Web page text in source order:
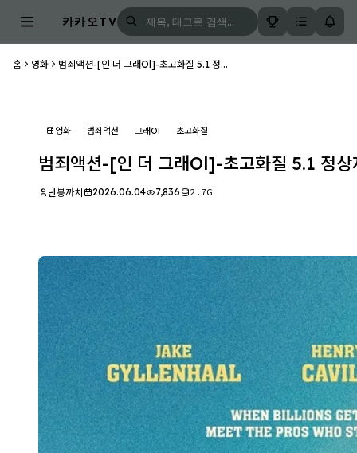
카카오TV
홈 영화 범죄액션-[인 더 그래Ol]-초고화질 5.1 정...
영화 범죄액션 그래Ol 초고화질
범죄액션-[인 더 그래Ol]-초고화질 5.1 정상
난봉까치 2026.06.04 7,836 2.7G